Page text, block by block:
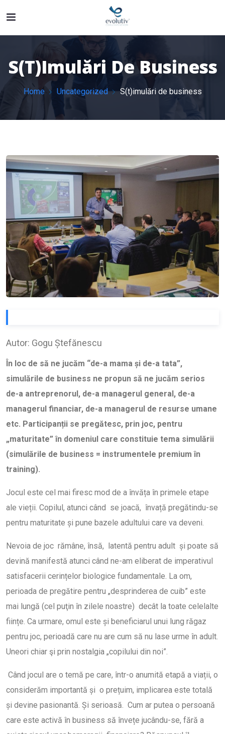
S(t)imulări De Business
Home Uncategorized S(t)imulări de business
Autor: Gogu Ștefănescu
În loc de să ne jucăm “de-a mama și de-a tata”,
simulările de business ne propun să ne jucăm serios
de-a antreprenorul, de-a managerul general, de-a
managerul financiar, de-a managerul de resurse umane
etc. Participanții se pregătesc, prin joc, pentru
„maturitate” în domeniul care constituie tema simulării
(simulările de business = instrumentele premium în
training).
Jocul este cel mai firesc mod de a învăța în primele etape
ale vieții. Copilul, atunci când se joacă, învață pregătindu-se
pentru maturitate și pune bazele adultului care va deveni.
Nevoia de joc rămâne, însă, latentă pentru adult și poate să
devină manifestă atunci când ne-am eliberat de imperativul
satisfacerii cerințelor biologice fundamentale. La om,
perioada de pregătire pentru „desprinderea de cuib” este
mai lungă (cel puţin în zilele noastre) decât la toate celelalte
ființe. Ca urmare, omul este și beneficiarul unui lung răgaz
pentru joc, perioadă care nu are cum să nu lase urme în adult.
Uneori chiar şi prin nostalgia „copilului din noi”.
Când jocul are o temă pe care, într-o anumită etapă a viații, o
considerăm importantă și o prețuim, implicarea este totală
și devine pasionantă. Și serioasă. Cum ar putea o persoană
care este activă în business să învețe jucându-se, fără a